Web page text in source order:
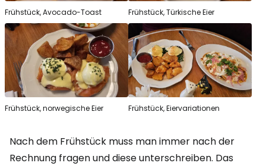
Frühstück, Avocado-Toast Frühstück, Türkische Eier
Frühstück, norwegische Eier Frühstück, Eiervariationen
Nach dem Frühstück muss man immer nach der
Rechnung fragen und diese unterschreiben. Das